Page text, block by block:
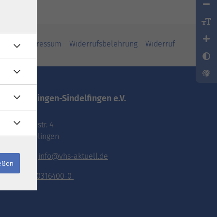
Impressum Widerrufsbelehrung Widerruf
vhs.Böblingen-Sindelfingen e.V.
Pestalozzistr. 4
71032 Böblingen
E-Mail: info@vhs-aktuell.de
Tel.: 070316400-0